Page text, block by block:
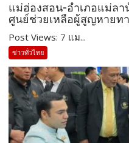
แม่ฮ่องสอน-อำเภอแม่ลา
ศูนย์ช่วยเหลือผู้สูญหายท
Post Views: 7 แม...
ข่าวทั่วไทย